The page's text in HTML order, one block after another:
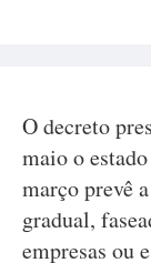
O decreto
maio o
março prevê
gradual,
empresas ou